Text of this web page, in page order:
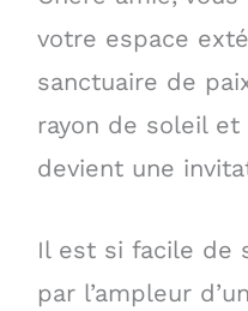
votre espace
sanctuaire de
rayon de soleil
devient une
Il est si facile de
par l’ampleur